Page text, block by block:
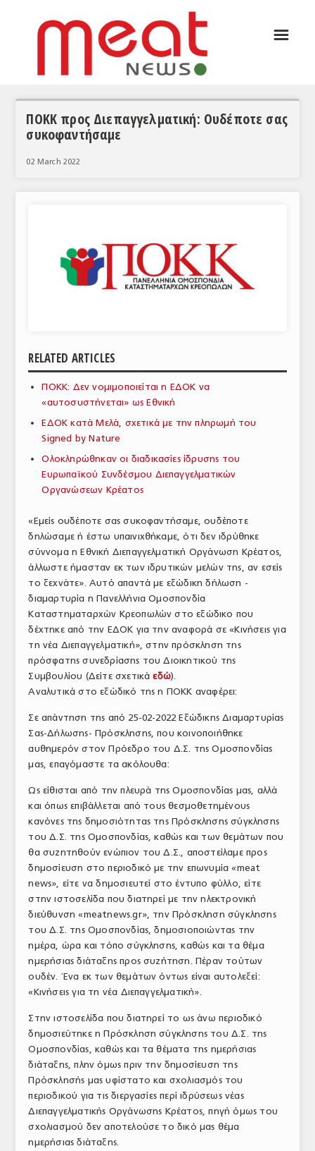
ΣΥΝΕΝΤΕΥΞΕΙΣ
ΘΕΜΑΤΑ
ΕΥΡΩΠΑΪΚΕΣ ΑΠΟΦΑΣΕΙΣ
ΕΜΠΟΡΙΚΟΣ ΚΑΤΑΛΟΓΟΣ
ΠΑΡΑΓΩΓΗ & ΕΜΠΟΡΙΑ
ΣΦΑΓΕΙΑ
ΕΞΟΠΛΙΣΜΟΣ
ΕΜΠΟΡΙΚΟΙ ΑΝΤΙΠΡΟΣΩΠΟΙ
ΝΟΜΟΘΕΣΙΑ
ΕΥΡΩΠΑΪΚΗ ΝΟΜΟΘΕΣΙΑ
ΤΟ ΠΕΡΙΟΔΙΚΟ
Profile
ΣΥΝΕΔΡΙΟ ΚΡΕΑΤΟΣ
☰
ΠΟΚΚ προς Διεπαγγελματική: Ουδέποτε σας
συκοφαντήσαμε
02 March 2022
RELATED ARTICLES
ΠΟΚΚ: Δεν νομιμοποιείται η ΕΔΟΚ να
«αυτοσυστήνεται» ως Εθνική
ΕΔΟΚ κατά Μελά, σχετικά με την πληρωμή του
Signed by Nature
Ολοκληρώθηκαν οι διαδικασίες ίδρυσης του
Ευρωπαϊκού Συνδέσμου Διεπαγγελματικών
Οργανώσεων Κρέατος
«Εμείς ουδέποτε σας συκοφαντήσαμε, ουδέποτε
δηλώσαμε ή έστω υπαινιχθήκαμε, ότι δεν ιδρύθηκε
σύννομα η Εθνική Διεπαγγελματική Οργάνωση Κρέατος,
άλλωστε ήμασταν εκ των ιδρυτικών μελών της, αν εσείς
το ξεχνάτε». Αυτό απαντά με εξώδικη δήλωση -
διαμαρτυρία η Πανελλήνια Ομοσπονδία
Καταστηματαρχών Κρεοπωλών στο εξώδικο που
δέχτηκε από την ΕΔΟΚ για την αναφορά σε «Κινήσεις για
τη νέα Διεπαγγελματική», στην πρόσκληση της
πρόσφατης συνεδρίασης του Διοικητικού της
Συμβουλίου (Δείτε σχετικάεδώ).
Αναλυτικά στο εξώδικό της η ΠΟΚΚ αναφέρει:
Σε απάντηση της από 25-02-2022 Εξώδικης Διαμαρτυρίας
Σας-Δήλωσης- Πρόσκλησης, που κοινοποιήθηκε
αυθημερόν στον Πρόεδρο του Δ.Σ. της Ομοσπονδίας
μας, επαγόμαστε τα ακόλουθα:
Ως είθισται από την πλευρά της Ομοσπονδίας μας, αλλά
και όπως επιβάλλεται από τους θεσμοθετημένους
κανόνες της δημοσιότητας της Πρόσκλησης σύγκλησης
του Δ.Σ. της Ομοσπονδίας, καθώς και των θεμάτων που
θα συζητηθούν ενώπιον του Δ.Σ., αποστείλαμε προς
δημοσίευση στο περιοδικό με την επωνυμία «meat
news», είτε να δημοσιευτεί στο έντυπο φύλλο, είτε
στην ιστοσελίδα που διατηρεί με την ηλεκτρονική
διεύθυνση «meatnews.gr», την Πρόσκληση σύγκλησης
του Δ.Σ. της Ομοσπονδίας, δημοσιοποιώντας την
ημέρα, ώρα και τόπο σύγκλησης, καθώς και τα θέμα
ημερήσιας διάταξης προς συζήτηση. Πέραν τούτων
ουδέν. Ένα εκ των θεμάτων όντως είναι αυτολεξεί:
«Κινήσεις για τη νέα Διεπαγγελματική».
Στην ιστοσελίδα που διατηρεί το ως άνω περιοδικό
δημοσιεύτηκε η Πρόσκληση σύγκλησης του Δ.Σ. της
Ομοσπονδίας, καθώς και τα θέματα της ημερήσιας
διάταξης, πλην όμως πριν την δημοσίευση της
Πρόσκλησής μας υφίστατο και σχολιασμός του
περιοδικού για τις διεργασίες περί ιδρύσεως νέας
Διεπαγγελματικής Οργάνωσης Κρέατος, πηγή όμως του
σχολιασμού δεν αποτελούσε το δικό μας θέμα
ημερήσιας διάταξης.